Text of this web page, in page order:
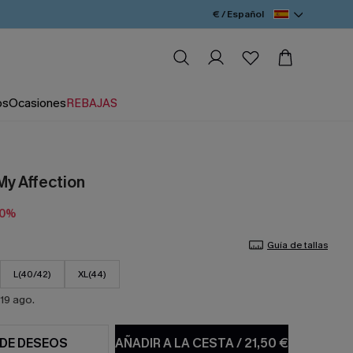
€ / Español
OcasionesREBAJAS
Affection
Guía de tallas
L(40/42) XL(44)
ago.
AÑADIR A LA CESTA/21,50 €
DESEOS